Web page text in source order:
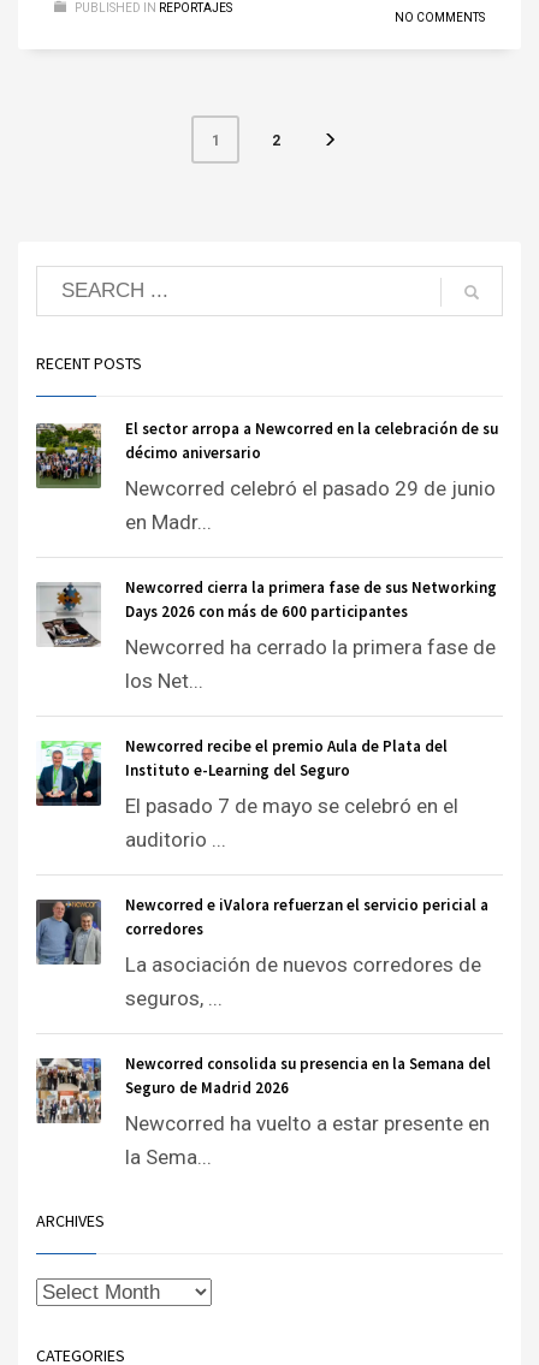
PUBLISHED IN REPORTAJES
NO COMMENTS
1 2
RECENT POSTS
El sector arropa a Newcorred en la celebración de su
décimo aniversario
Newcorred celebró el pasado 29 de junio
en Madr...
Newcorred cierra la primera fase de sus Networking
Days 2026 con más de 600 participantes
Newcorred ha cerrado la primera fase de
los Net...
Newcorred recibe el premio Aula de Plata del
Instituto e-Learning del Seguro
El pasado 7 de mayo se celebró en el
auditorio ...
Newcorred e iValora refuerzan el servicio pericial a
corredores
La asociación de nuevos corredores de
seguros, ...
Newcorred consolida su presencia en la Semana del
Seguro de Madrid 2026
Newcorred ha vuelto a estar presente en
la Sema...
ARCHIVES
CATEGORIES